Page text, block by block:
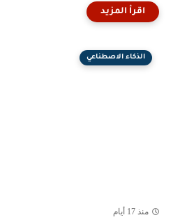
الذكاء الاصطناعي
منذ 17 أيام